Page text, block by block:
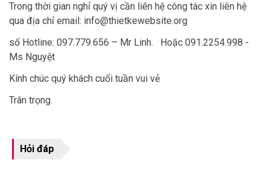
Trong thời gian nghỉ quý vị cần liên hệ công tác xin liên hệ
qua địa chỉ email: info@thietkewebsite.org
số Hotline: 097.779.656 – Mr Linh. Hoặc 091.2254.998 -
Ms Nguyệt
Kính chúc quý khách cuối tuần vui vẻ
Trân trọng.
Hỏi đáp